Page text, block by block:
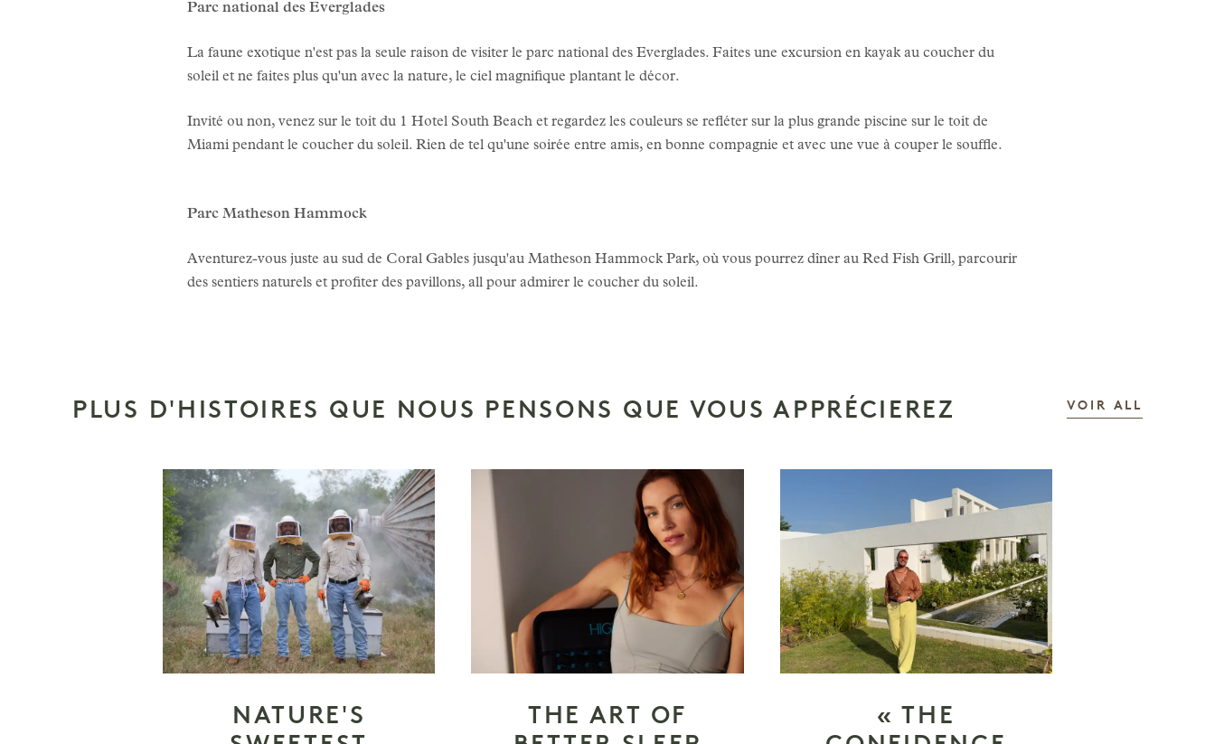
Parc national des Everglades
La faune exotique n'est pas la seule raison de visiter le parc national des Everglades. Faites une excursion en kayak au coucher du
soleil et ne faites plus qu'un avec la nature, le ciel magnifique plantant le décor.
Invité ou non, venez sur le toit du 1 Hotel South Beach et regardez les couleurs se refléter sur la plus grande piscine sur le toit de
Miami pendant le coucher du soleil. Rien de tel qu'une soirée entre amis, en bonne compagnie et avec une vue à couper le souffle.
Parc Matheson Hammock
Aventurez-vous juste au sud de Coral Gables jusqu'au Matheson Hammock Park, où vous pourrez dîner au Red Fish Grill, parcourir
des sentiers naturels et profiter des pavillons, all pour admirer le coucher du soleil.
PLUS D'HISTOIRES QUE NOUS PENSONS QUE VOUS APPRÉCIEREZ VOIR ALL
NATURE'S
THE ART OF
« THE